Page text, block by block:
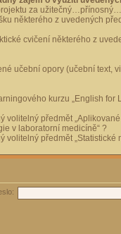
za
některého z uvedených
cvičení některého z
učební opory (učební text,
kurzu „English for
volitelný předmět „Aplikované
v laboratorní medicíně“ ?
volitelný předmět „Statistické